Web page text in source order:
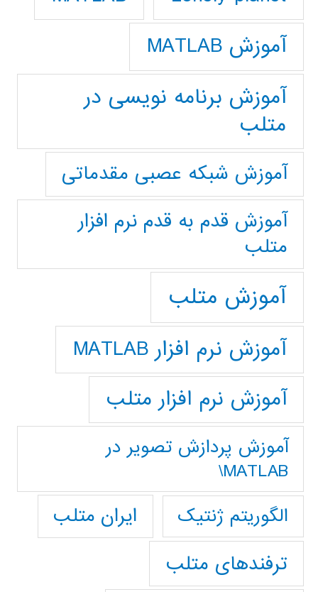
آموزش MATLAB
آموزش برنامه نویسی در
متلب
آموزش شبکه عصبی مقدماتی
آموزش قدم به قدم نرم افزار
متلب
آموزش متلب
آموزش نرم افزار MATLAB
آموزش نرم افزار متلب
آموزش پردازش تصوير در
MATLAB\
الگوریتم ژنتیک
ایران متلب
ترفندهای متلب